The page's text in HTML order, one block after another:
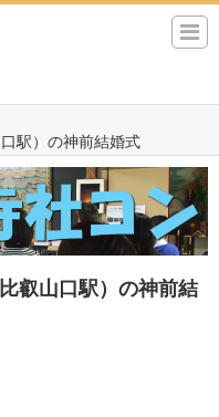
駅）の神前結婚式
叡山口駅）の神前結